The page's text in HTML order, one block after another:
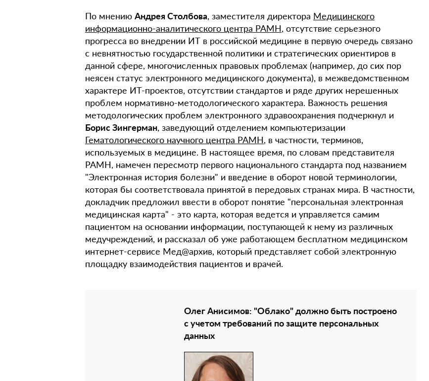
По мнению Андрея Столбова, заместителя директора Медицинского
информационно-аналитического центра РАМН, отсутствие серьезного
прогресса во внедрении ИТ в российской медицине в первую очередь связано
с невнятностью государственной политики и стратегических ориентиров в
данной сфере, многочисленных правовых проблемах (например, до сих пор
неясен статус электронного медицинского документа), в межведомственном
характере ИТ-проектов, отсутствии стандартов и ряде других нерешенных
проблем нормативно-методологического характера. Важность решения
методологических проблем электронного здравоохранения подчеркнул и
Борис Зингерман, заведующий отделением компьютеризации
Гематологического научного центра РАМН, в частности, терминов,
используемых в медицине. В настоящее время, по словам представителя
РАМН, намечен пересмотр первого национального стандарта под названием
"Электронная история болезни" и введение в оборот новой терминологии,
которая бы соответствовала принятой в передовых странах мира. В частности,
докладчик предложил ввести в оборот понятие "персональная электронная
медицинская карта" - это карта, которая ведется и управляется самим
пациентом на основании информации, поступающей к нему из различных
медучреждений, и рассказал об уже работающем бесплатном медицинском
интернет-сервисе Мед@архив, который представляет собой электронную
площадку взаимодействия пациентов и врачей.
Олег Анисимов: "Облако" должно быть построено
с учетом требований по защите персональных
данных